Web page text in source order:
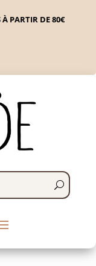
PARTIR DE 80€
Noir & Doré